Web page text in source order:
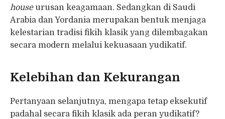
houseurusan keagamaan. Sedangkan di Saudi
Arabia dan Yordania merupakan bentuk menjaga
kelestarian tradisi fikih klasik yang dilembagakan
secara modern melalui kekuasaan yudikatif.
Kelebihan dan Kekurangan
Pertanyaan selanjutnya, mengapa tetap eksekutif
padahal secara fikih klasik ada peran yudikatif?